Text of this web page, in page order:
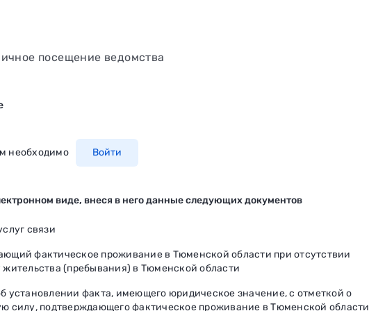
посещение ведомства
необходимо Войти
виде, внеся в него данные следующих документов
связи
фактическое проживание в Тюменской области при отсутствии
жительства (пребывания) в Тюменской области
установлении факта, имеющего юридическое значение, с отметкой о
силу, подтверждающего фактическое проживание в Тюменской области